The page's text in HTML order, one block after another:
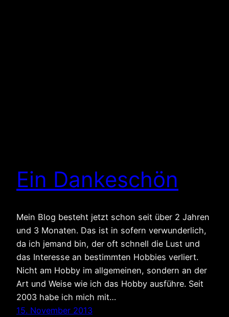
Ein Dankeschön
Mein Blog besteht jetzt schon seit über 2 Jahren
und 3 Monaten. Das ist in sofern verwunderlich,
da ich jemand bin, der oft schnell die Lust und
das Interesse an bestimmten Hobbies verliert.
Nicht am Hobby im allgemeinen, sondern an der
Art und Weise wie ich das Hobby ausführe. Seit
2003 habe ich mich mit…
15. November 2013